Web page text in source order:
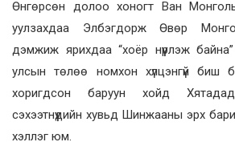
Өнгөрсөн долоо хоногт Ван
уулзахдаа Элбэгдорж Өвөр
дэмжиж ярихдаа “хоёр нүүрлэж
улсын төлөө номхон хүлцэнгүй биш
хоригдсон баруун хойд
сэхээтнүүдийн хувьд Шинжааны эрх
хэллэг юм.